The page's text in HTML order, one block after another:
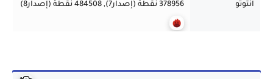
انتوتو 378956 نقطة (إصدار7), 484508 نقطة (إصدار8)